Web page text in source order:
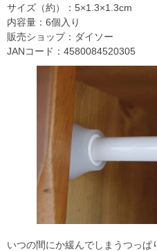
サイズ（約）：5×1.3×1.3cm
内容量：6個入り
販売ショップ：ダイソー
JANコード：4580084520305
いつの間にか緩んでしまうつっ